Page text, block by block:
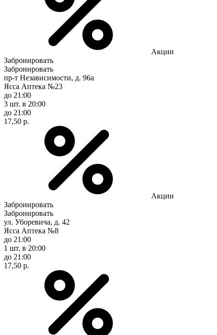
Акции
Забронировать
Забронировать
пр-т Независимости, д. 96а
Ясса Аптека №23
до 21:00
3 шт. в 20:00
до 21:00
17,50 р.
Акции
Забронировать
Забронировать
ул. Уборевича, д. 42
Ясса Аптека №8
до 21:00
1 шт. в 20:00
до 21:00
17,50 р.